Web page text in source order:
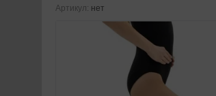
Артикул: нет